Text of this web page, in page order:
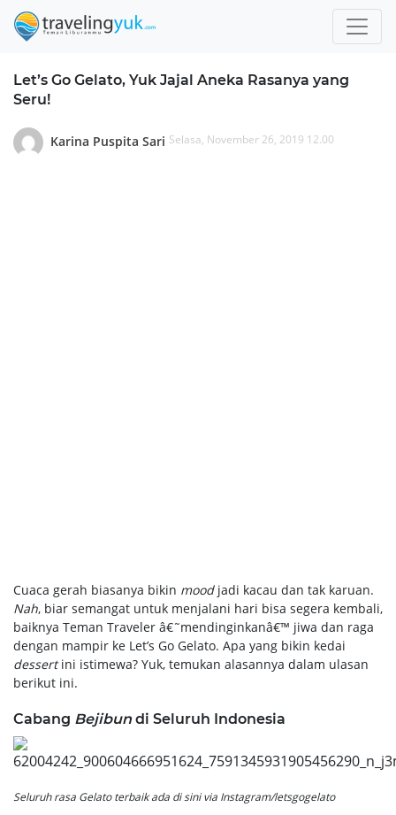
Let’s Go Gelato, Yuk Jajal Aneka Rasanya yang
Seru!
Karina Puspita Sari Selasa, November 26, 2019 12.00
Cuaca gerah biasanya bikin mood jadi kacau dan tak karuan.
Nah, biar semangat untuk menjalani hari bisa segera kembali,
baiknya Teman Traveler â€˜mendinginkanâ€™ jiwa dan raga
dengan mampir ke Let’s Go Gelato. Apa yang bikin kedai
dessertini istimewa? Yuk, temukan alasannya dalam ulasan
berikut ini.
Cabang Bejibun di Seluruh Indonesia
Seluruh rasa Gelato terbaik ada di sini via Instagram/letsgogelato